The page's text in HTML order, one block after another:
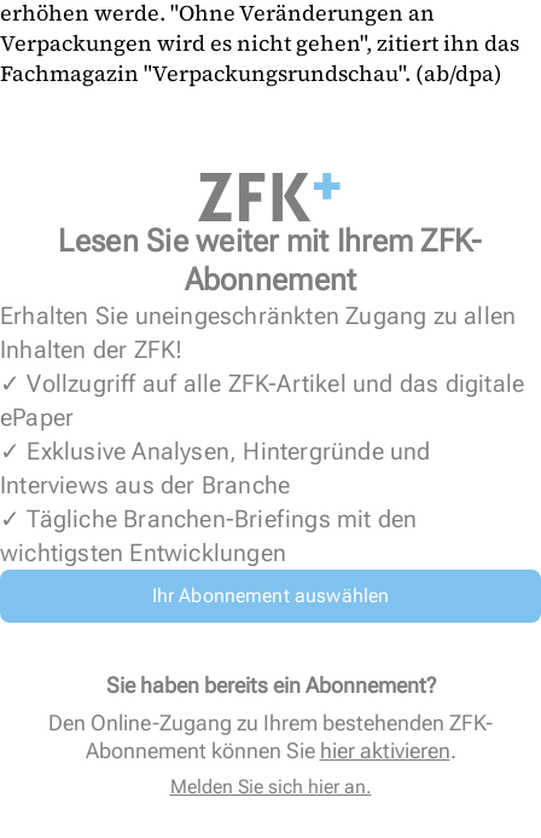
erhöhen werde. "Ohne Veränderungen an
Verpackungen wird es nicht gehen", zitiert ihn das
Fachmagazin "Verpackungsrundschau". (ab/dpa)
Lesen Sie weiter mit Ihrem ZFK-
Abonnement
Erhalten Sie uneingeschränkten Zugang zu allen
Inhalten der ZFK!
✓ Vollzugriff auf alle ZFK-Artikel und das digitale
ePaper
✓ Exklusive Analysen, Hintergründe und
Interviews aus der Branche
✓ Tägliche Branchen-Briefings mit den
wichtigsten Entwicklungen
Ihr Abonnement auswählen
Sie haben bereits ein Abonnement?
Den Online-Zugang zu Ihrem bestehenden ZFK-
Abonnement können Sie hier aktivieren.
Melden Sie sich hier an.